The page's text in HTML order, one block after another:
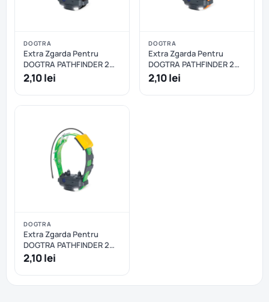
DOGTRA
Extra Zgarda Pentru
DOGTRA PATHFINDER 2
MINI - Negru
2,10 lei
DOGTRA
Extra Zgarda Pentru
DOGTRA PATHFINDER 2
MINI - Portocaliu
2,10 lei
DOGTRA
Extra Zgarda Pentru
DOGTRA PATHFINDER 2
MINI - Verde
2,10 lei